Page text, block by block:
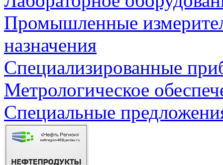
Промышленные
назначения
Специализированные
Метрологическое
Специальные